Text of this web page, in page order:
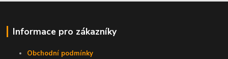
Informace pro zákazníky
Obchodní podmínky